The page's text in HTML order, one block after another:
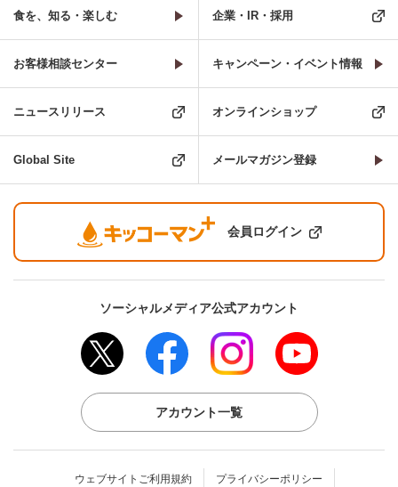
食を、知る・楽しむ 企業・IR・採用
お客様相談センター キャンペーン・イベント情報
ニュースリリース オンラインショップ
Global Site メールマガジン登録
会員ログイン
ソーシャルメディア公式アカウント
アカウント一覧
ウェブサイトご利用規約 プライバシーポリシー